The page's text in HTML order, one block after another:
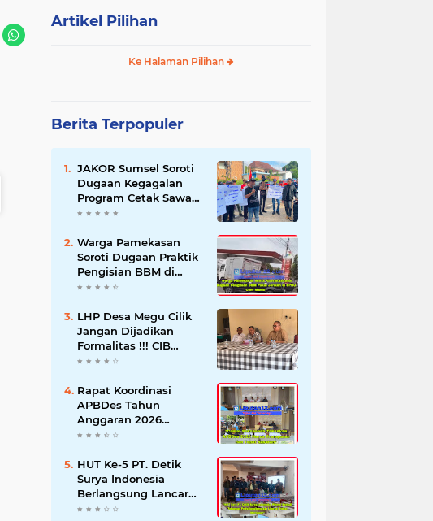
Artikel Pilihan
Ke Halaman Pilihan
Berita Terpopuler
JAKOR Sumsel Soroti
Dugaan Kegagalan
Program Cetak Sawah
Rp105 Miliar di Ogan
Pertanian Mundur
Warga Pamekasan
Soroti Dugaan Praktik
Pengisian BBM di
SPBU Cem Manis,
Pengawasan
LHP Desa Megu Cilik
Jangan Dijadikan
Formalitas !!! CIB
Desak Inspektorat
dan Hentikan Dugaan
Permainan Oknum
Rapat Koordinasi
APBDes Tahun
Anggaran 2026
Semester II,
Sokobanah Libatkan 12
Desa
HUT Ke-5 PT. Detik
Surya Indonesia
Berlangsung Lancar
dan Profesional,